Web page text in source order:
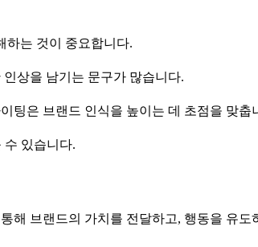
하는 것이 중요합니다.
상을 남기는 문구가 많습니다.
팅은 브랜드 인식을 높이는 데 초점을 맞춥
수 있습니다.
브랜드의 가치를 전달하고, 행동을 유